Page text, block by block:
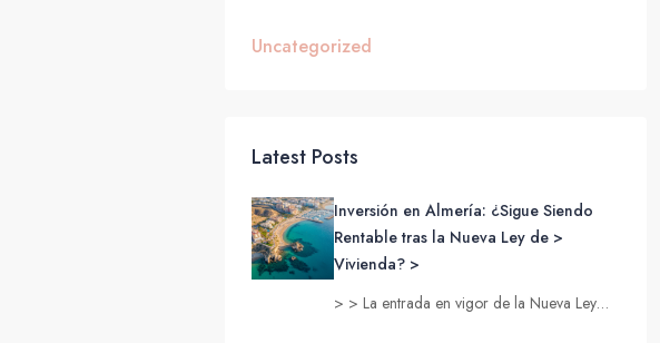
Uncategorized
Latest Posts
Inversión en Almería: ¿Sigue Siendo
Rentable tras la Nueva Ley de >
Vivienda? >
> > La entrada en vigor de la Nueva Ley…